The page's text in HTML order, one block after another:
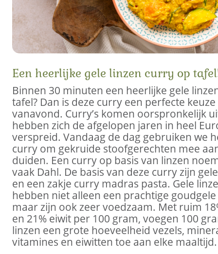
Een heerlijke gele linzen curry op
Binnen 30 minuten een heerlijke gele
tafel? Dan is deze curry een perfecte
vanavond. Curry’s komen oorspronkelijk
hebben zich de afgelopen jaren in heel
verspreid. Vandaag de dag gebruiken we
curry om gekruide stoofgerechten mee
duiden. Een curry op basis van linzen
vaak Dahl. De basis van deze curry zijn
en een zakje curry madras pasta. Gele
hebben niet alleen een prachtige
maar zijn ook zeer voedzaam. Met ruim
en 21% eiwit per 100 gram, voegen 100
linzen een grote hoeveelheid vezels,
vitamines en eiwitten toe aan elke maaltijd.